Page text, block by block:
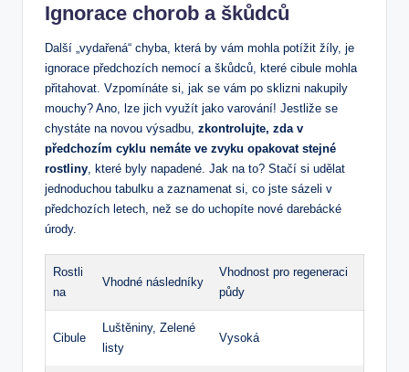
Ignorace chorob a škůdců
Další „vydařená“ chyba, která by vám mohla potížit žíly, je
ignorace předchozích nemocí a škůdců, které cibule mohla
přitahovat. Vzpomínáte si, jak se vám po sklizni nakupily
mouchy? Ano, lze jich využít jako varování! Jestliže se
chystáte na novou výsadbu, zkontrolujte, zda v
předchozím cyklu nemáte ve zvyku opakovat stejné
rostliny , které byly napadené. Jak na to? Stačí si udělat
jednoduchou tabulku a zaznamenat si, co jste sázeli v
předchozích letech, než se do uchopíte nové darebácké
úrody.
Rostli
na
Vhodné následníky
Vhodnost pro regeneraci
půdy
Cibule
Luštěniny, Zelené
listy
Vysoká